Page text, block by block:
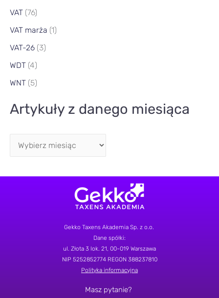
VAT (76)
VAT marża (1)
VAT-26 (3)
WDT (4)
WNT (5)
Artykuły z danego miesiąca
Gekko Taxens Akademia Sp. z o.o.
Dane spółki:
ul. Złota 3 lok. 21 , 00-019 Warszawa
NIP 5252852774 REGON 388237810
Polityka informacyjna
Masz pytanie?